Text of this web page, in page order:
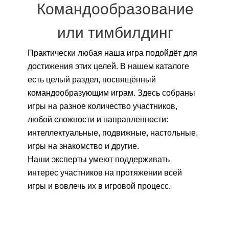
Командообразование
или тимбилдинг
Практически любая наша игра подойдёт для
достижения этих целей. В нашем каталоге
есть целый раздел, посвящённый
командообразующим играм. Здесь собраны
игры на разное количество участников,
любой сложности и направленности:
интеллектуальные, подвижные, настольные,
игры на знакомство и другие.
Наши эксперты умеют поддерживать
интерес участников на протяжении всей
игры и вовлечь их в игровой процесс.